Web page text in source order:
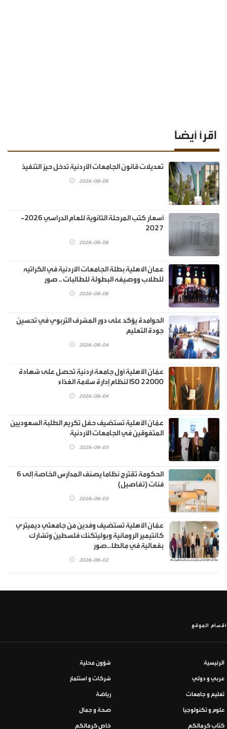
اقرأ أيضا
تعديلات قانون الجامعات الأردنية تدخل حيز التنفيذ
2026-08-06
أسعار كتب المرحلة الثانوية للعام الدراسي 2026-
2027
2026-08-06
عمان الاهلية بطلة الجامعات الأردنية في الكراتيه
للطلاب ووصيفه البطولة للطالبات .. صور
2026-08-06
الحوامدة يؤكد على دور المشرف التربوي في تحسين
جودة التعليم
2026-08-04
عمّان الأهلية أول جامعة أردنية تحصل على شهادة
ISO 22000 لنظام إدارة سلامة الغذاء
2026-08-04
عمّان الأهلية تستضيف حفل تكريم الطلبة السعوديين
المتفوقين في الجامعات الأردنية
2026-08-03
الحكومة تقترح نظاما يصنف المدارس الخاصة إلى 6
فئات (تفاصيل)
2026-08-03
عمّان الأهلية تستضيف وفدين من جامعتي ديميتري
كانتيمير الرومانية وبوليتكنك فلسطين وتشارك
بفعالية في مالطا...صور
2026-08-02
أقسام الموقع
الرئيسية شؤون محلية
عربي و دولي شركات و استثمار
تعليم و جامعات رياضة
علوم و تكنولوجيا صحة و جمال
كتاب كرمالكم خاص كرمالكم